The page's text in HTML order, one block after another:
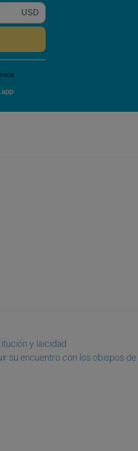
y laicidad
su encuentro con los obispos de